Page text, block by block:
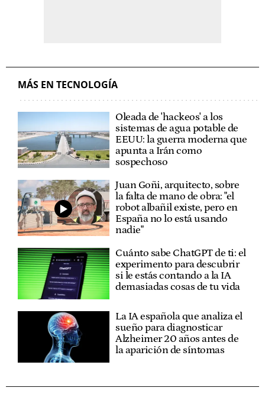
MÁS EN TECNOLOGÍA
Oleada de 'hackeos' a los
sistemas de agua potable de
EEUU: la guerra moderna que
apunta a Irán como
sospechoso
Juan Goñi, arquitecto, sobre
la falta de mano de obra: "el
robot albañil existe, pero en
España no lo está usando
nadie"
Cuánto sabe ChatGPT de ti: el
experimento para descubrir
si le estás contando a la IA
demasiadas cosas de tu vida
La IA española que analiza el
sueño para diagnosticar
Alzheimer 20 años antes de
la aparición de síntomas